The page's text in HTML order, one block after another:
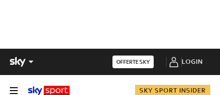
OFFERTE SKY LOGIN
SKY SPORT INSIDER